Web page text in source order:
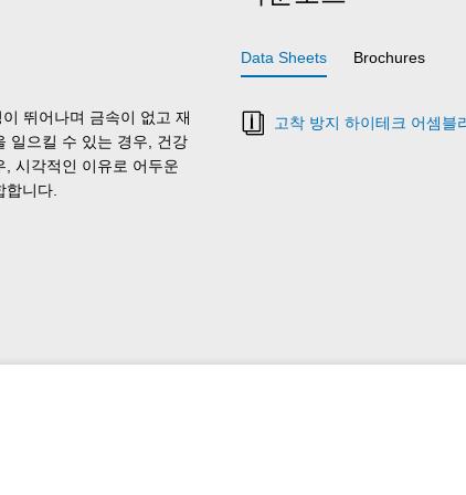
뛰어나며 금속이 없고 재
일으킬 수 있는 경우, 건강
시각적인 이유로 어두운
니다.
Data Sheets Brochures
고착 방지 하이테크 어셈블